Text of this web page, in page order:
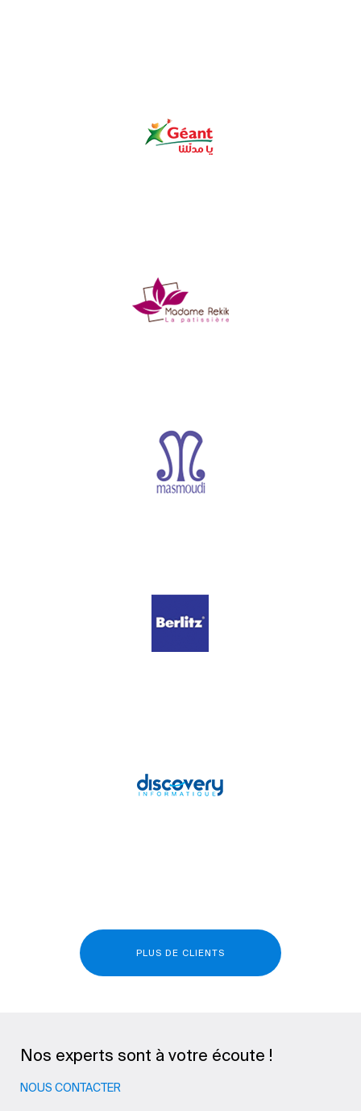
PLUS DE CLIENTS
Nos experts sont à votre écoute !
NOUS CONTACTER